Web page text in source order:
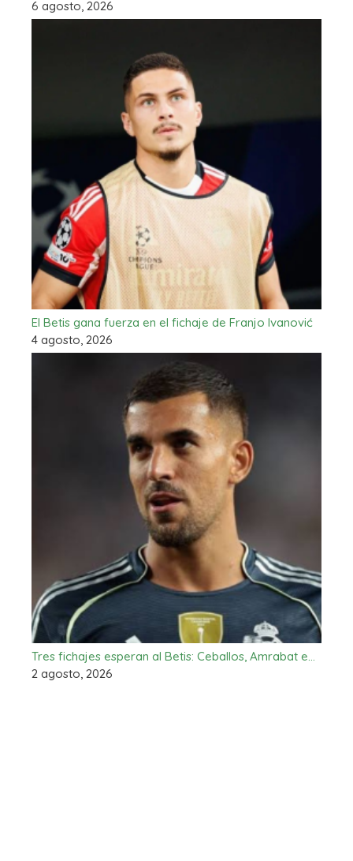
6 agosto, 2026
El Betis gana fuerza en el fichaje de Franjo Ivanović
4 agosto, 2026
Tres fichajes esperan al Betis: Ceballos, Amrabat e…
2 agosto, 2026